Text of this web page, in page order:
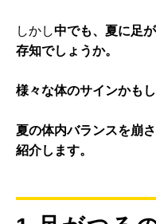
しかし中でも、夏に足
存知でしょうか。
様々な体のサインかもし
夏の体内バランスを崩
紹介します。